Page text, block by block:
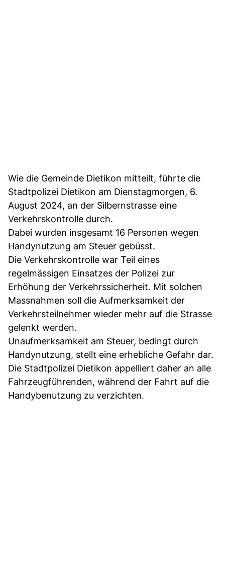
Wie die Gemeinde Dietikon mitteilt, führte die
Stadtpolizei Dietikon am Dienstagmorgen, 6.
August 2024, an der Silbernstrasse eine
Verkehrskontrolle durch.
Dabei wurden insgesamt 16 Personen wegen
Handynutzung am Steuer gebüsst.
Die Verkehrskontrolle war Teil eines
regelmässigen Einsatzes der Polizei zur
Erhöhung der Verkehrssicherheit. Mit solchen
Massnahmen soll die Aufmerksamkeit der
Verkehrsteilnehmer wieder mehr auf die Strasse
gelenkt werden.
Unaufmerksamkeit am Steuer, bedingt durch
Handynutzung, stellt eine erhebliche Gefahr dar.
Die Stadtpolizei Dietikon appelliert daher an alle
Fahrzeugführenden, während der Fahrt auf die
Handybenutzung zu verzichten.